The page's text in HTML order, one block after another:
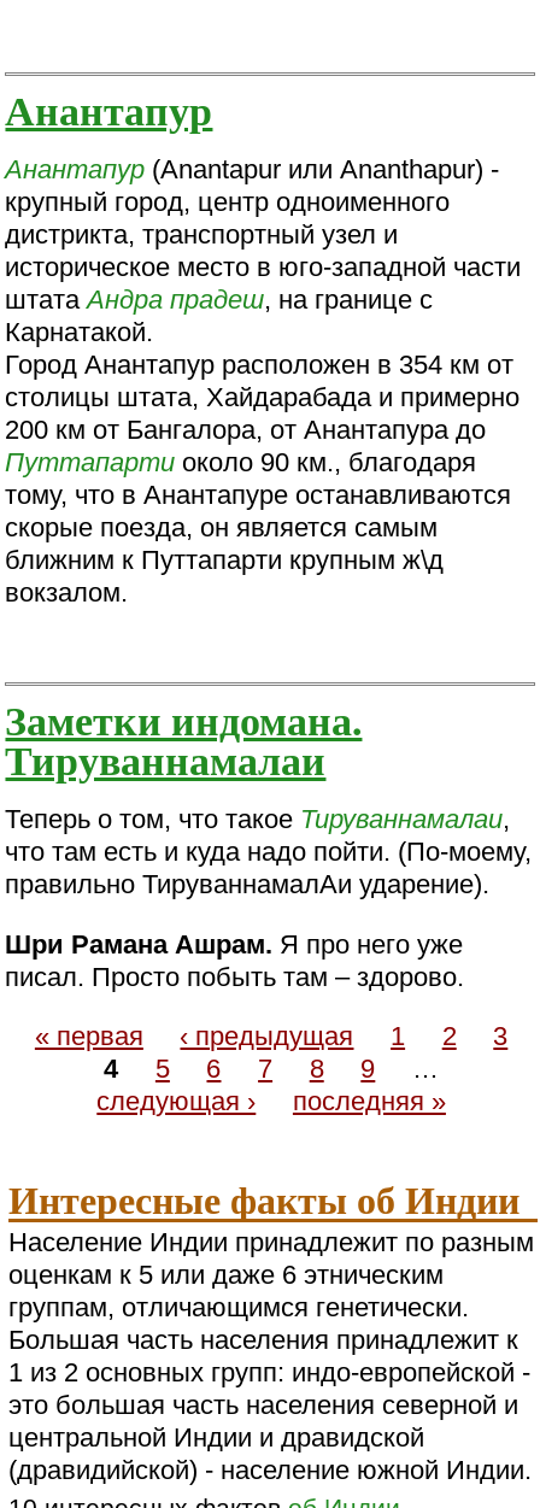
Анантапур
Анантапур (Anantapur или Ananthapur) -
крупный город, центр одноименного
дистрикта, транспортный узел и
историческое место в юго-западной части
штатаАндра прадеш, на границе с
Карнатакой.
Город Анантапур расположен в 354 км от
столицы штата, Хайдарабада и примерно
200 км от Бангалора, от Анантапура до
Путтапарти около 90 км., благодаря
тому, что в Анантапуре останавливаются
скорые поезда, он является самым
ближним к Путтапарти крупным ж\д
вокзалом.
Заметки индомана.
Тируваннамалаи
Теперь о том, что такое Тируваннамалаи,
что там есть и куда надо пойти. (По-моему,
правильно ТируваннамалАи ударение).
Шри Рамана Ашрам. Я про него уже
писал. Просто побыть там – здорово.
« первая
‹ предыдущая 1 2
3
4
5 6 7 8 9
…
следующая ›
последняя »
Интересные факты об Индии
Население Индии принадлежит по разным
оценкам к 5 или даже 6 этническим
группам, отличающимся генетически.
Большая часть населения принадлежит к
1 из 2 основных групп: индо-европейской -
это большая часть населения северной и
центральной Индии и дравидской
(дравидийской) - население южной Индии.